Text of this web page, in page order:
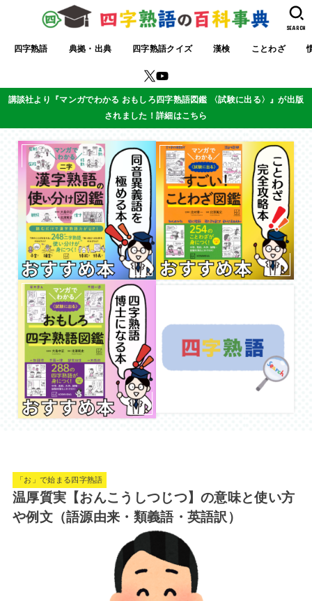
四字熟語 典拠・出典 四字熟語クイズ 漢検 ことわざ
SEARCH
講談社より『マンガでわかる おもしろ四字熟語図鑑 〈試験に出る〉』が出版
されました！詳細はこちら
「お」で始まる四字熟語
温厚質実【おんこうしつじつ】の意味と使い方
や例文（語源由来・類義語・英語訳）